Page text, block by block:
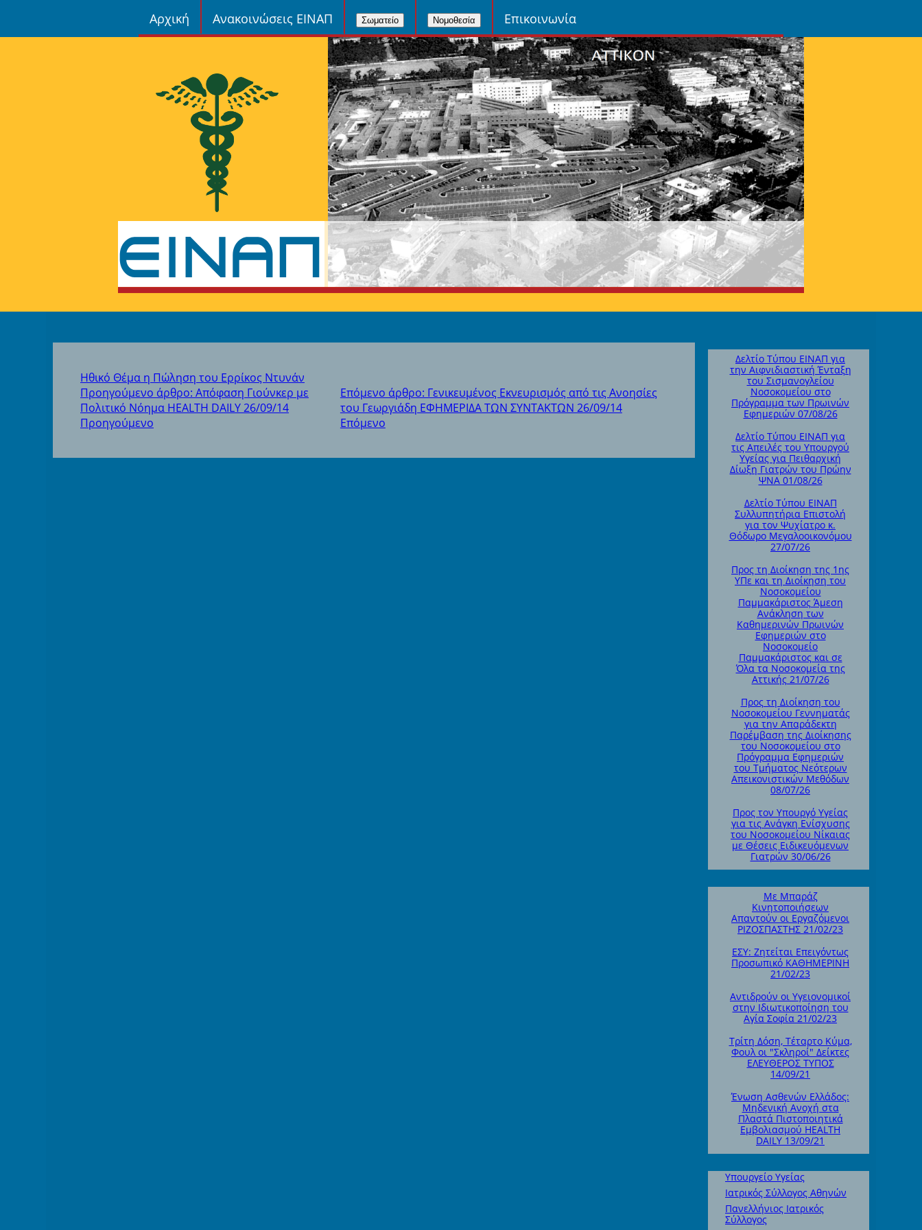
Αρχική Ανακοινώσεις ΕΙΝΑΠ Σωματείο Νομοθεσία Επικοινωνία
Ηθικό Θέμα η Πώληση του Ερρίκος Ντυνάν
Προηγούμενο άρθρο: Απόφαση Γιούνκερ με
Πολιτικό Νόημα HEALTH DAILY 26/09/14
Προηγούμενο
Επόμενο άρθρο: Γενικευμένος Εκνευρισμός από τις Ανοησίες
του Γεωργιάδη ΕΦΗΜΕΡΙΔΑ ΤΩΝ ΣΥΝΤΑΚΤΩΝ 26/09/14
Επόμενο
Δελτίο Τύπου ΕΙΝΑΠ για
την Αιφνιδιαστική Ένταξη
του Σισμανογλείου
Νοσοκομείου στο
Πρόγραμμα των Πρωινών
Εφημεριών 07/08/26
Δελτίο Τύπου ΕΙΝΑΠ για
τις Απειλές του Υπουργού
Υγείας για Πειθαρχική
Δίωξη Γιατρών του Πρώην
ΨΝΑ 01/08/26
Δελτίο Τύπου ΕΙΝΑΠ
Συλλυπητήρια Επιστολή
για τον Ψυχίατρο κ.
Θόδωρο Μεγαλοοικονόμου
27/07/26
Προς τη Διοίκηση της 1ης
ΥΠε και τη Διοίκηση του
Νοσοκομείου
Παμμακάριστος Άμεση
Ανάκληση των
Καθημερινών Πρωινών
Εφημεριών στο
Νοσοκομείο
Παμμακάριστος και σε
Όλα τα Νοσοκομεία της
Αττικής 21/07/26
Προς τη Διοίκηση του
Νοσοκομείου Γεννηματάς
για την Απαράδεκτη
Παρέμβαση της Διοίκησης
του Νοσοκομείου στο
Πρόγραμμα Εφημεριών
του Τμήματος Νεότερων
Απεικονιστικών Μεθόδων
08/07/26
Προς τον Υπουργό Υγείας
για τις Ανάγκη Ενίσχυσης
του Νοσοκομείου Νίκαιας
με Θέσεις Ειδικευόμενων
Γιατρών 30/06/26
Με Μπαράζ
Κινητοποιήσεων
Απαντούν οι Εργαζόμενοι
ΡΙΖΟΣΠΑΣΤΗΣ 21/02/23
ΕΣΥ: Ζητείται Επειγόντως
Προσωπικό ΚΑΘΗΜΕΡΙΝΗ
21/02/23
Αντιδρούν οι Υγειονομικοί
στην Ιδιωτικοποίηση του
Αγία Σοφία 21/02/23
Τρίτη Δόση, Τέταρτο Κύμα,
Φουλ οι "Σκληροί" Δείκτες
ΕΛΕΥΘΕΡΟΣ ΤΥΠΟΣ
14/09/21
Ένωση Ασθενών Ελλάδος:
Μηδενική Ανοχή στα
Πλαστά Πιστοποιητικά
Εμβολιασμού HEALTH
DAILY 13/09/21
Υπουργείο Υγείας
Ιατρικός Σύλλογος Αθηνών
Πανελλήνιος Ιατρικός
Σύλλογος